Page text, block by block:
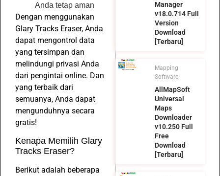
Anda tetap aman
Dengan menggunakan
Glary Tracks Eraser, Anda
dapat mengontrol data
yang tersimpan dan
melindungi privasi Anda
dari pengintai online. Dan
yang terbaik dari
semuanya, Anda dapat
mengunduhnya secara
gratis!
Kenapa Memilih Glary
Tracks Eraser?
Berikut adalah beberapa
Manager
v18.0.714 Full
Version
Download
[Terbaru]
Mapping
Software
AllMapSoft
Universal
Maps
Downloader
v10.250 Full
Free
Download
[Terbaru]